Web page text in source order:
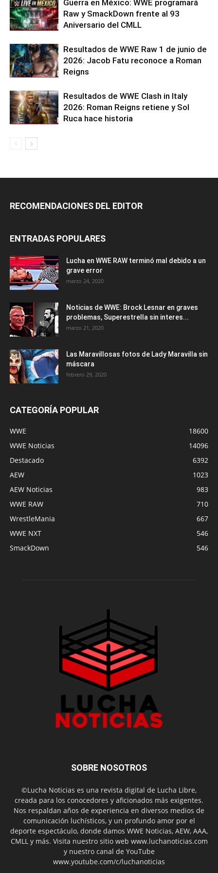
Guerra en México: WWE programará
Raw y SmackDown frente al 93
Aniversario del CMLL
Resultados de WWE Raw 1 de junio de
2026: Jacob Fatu reconoce a Roman
Reigns
Resultados de WWE Clash in Italy
2026: Roman Reigns retiene y Sol
Ruca hace historia
RECOMENDACIONES DEL EDITOR
ENTRADAS POPULARES
Lucha en WWE RAW terminó mal debido a un
grave error
marzo 24, 2020
Noticias de WWE: Brock Lesnar en graves
problemas, Superestrella sin interes...
marzo 21, 2020
Las Maravillosas fotos de Lady Maravilla sin
máscara
febrero 29, 2020
CATEGORÍA POPULAR
WWE
18600
WWE Noticias
14096
Destacado
6392
AEW
1023
AEW Noticias
983
WWE RAW
710
WrestleMania
667
WWE NXT
546
SmackDown
546
SOBRE NOSOTROS
©Lucha Noticias es una revista digital de Lucha Libre,
creada para los conocedores y aficionados más exigentes.
Nos respaldan años de experiencia en diversos medios de
comunicación luchísticos, y un profundo amor por el
deporte espectáculo, donde damos WWE Noticias, AEW, AAA,
CMLL y más. Visita nuestro sitio web www.luchanoticias.com
y nuestro canal de YouTube
www.youtube.com/c/luchanoticias